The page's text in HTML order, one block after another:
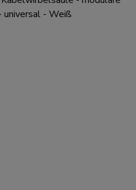
universal - Weiß